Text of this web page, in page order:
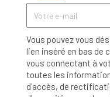
Vous pouvez vous
lien inséré en bas de
vous connectant à
toutes les
d'accès, de